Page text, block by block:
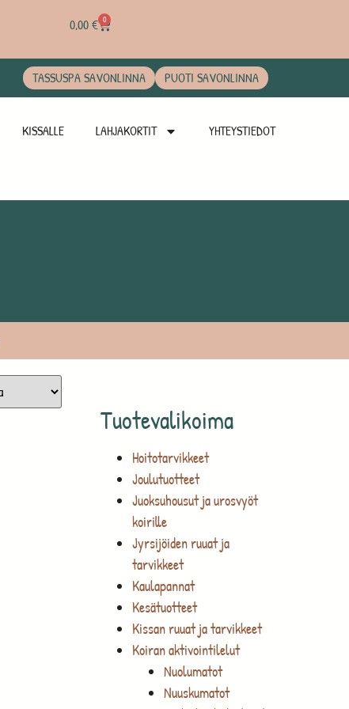
0,00€ 0
TASSUSPA SAVONLINNA PUOTI SAVONLINNA
KISSALLE LAHJAKORTIT YHTEYSTIEDOT
Tuotevalikoima
Hoitotarvikkeet
Joulutuotteet
Juoksuhousut ja urosvyöt
koirille
Jyrsijöiden ruuat ja
tarvikkeet
Kaulapannat
Kesätuotteet
Kissan ruuat ja tarvikkeet
Koiran aktivointilelut
Nuolumatot
Nuuskumatot